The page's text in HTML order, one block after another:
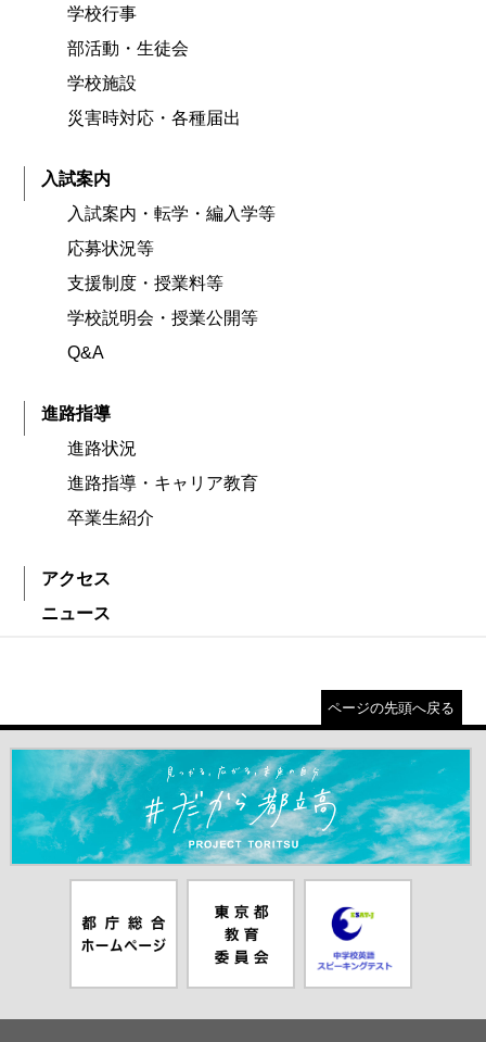
学校行事
部活動・生徒会
学校施設
災害時対応・各種届出
入試案内
入試案内・転学・編入学等
応募状況等
支援制度・授業料等
学校説明会・授業公開等
Q&A
進路指導
進路状況
進路指導・キャリア教育
卒業生紹介
アクセス
ニュース
ページの先頭へ戻る
＃だから都立高（別ウインドウが開きます）
ムページ（別
ウインドウが
員会（別ウイ
ンドウが開き
ピーキングテ
スト（別ウイ
ンドウが開き